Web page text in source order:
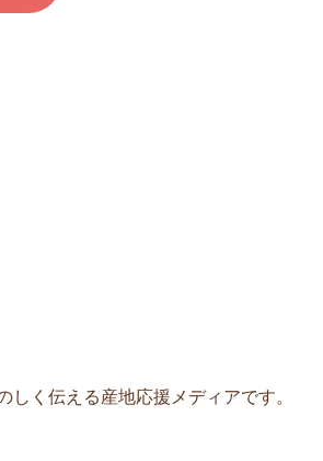
く伝える産地応援メディアです。